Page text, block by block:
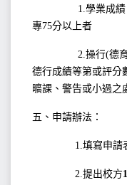
1.學業成績：國
專75分以上者
2.操行(德育)成
德行成績等第或評分
曠課、警告或小過之
五、申請辦法：
1.填寫申請表
2.提出校方